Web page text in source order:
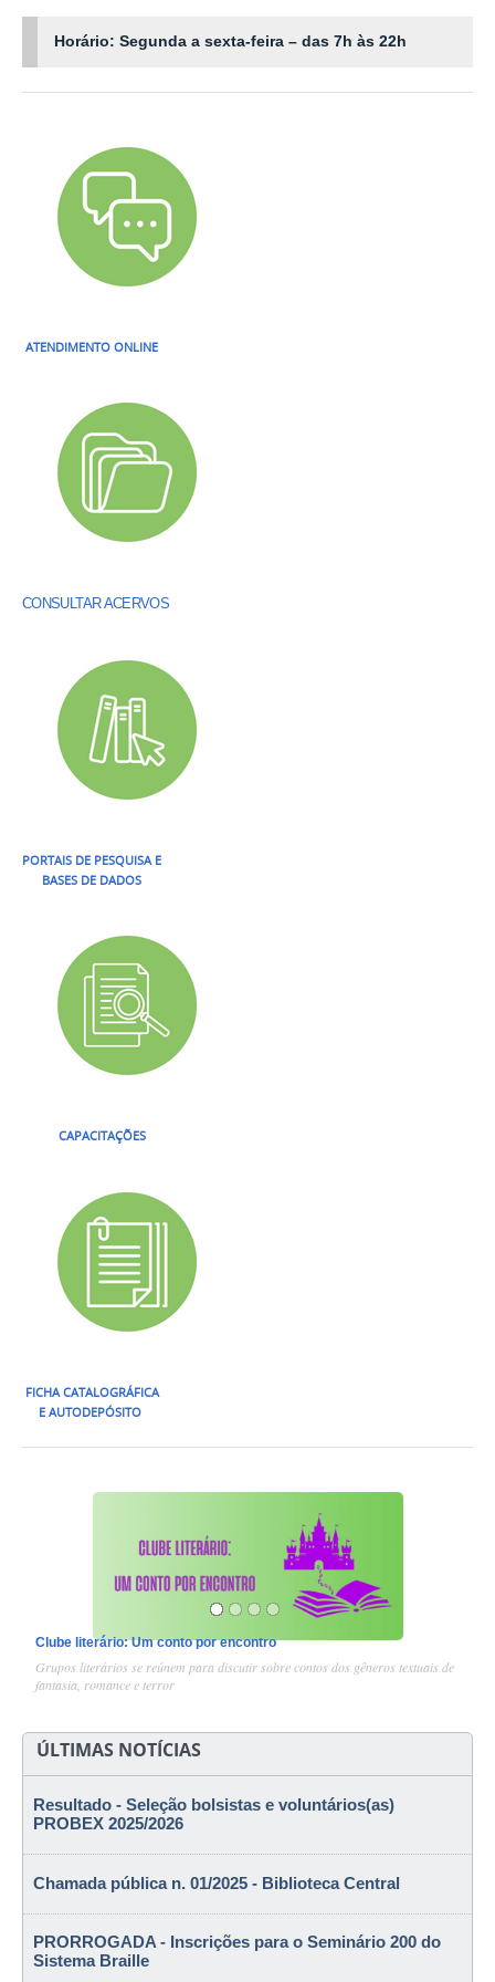
Horário: Segunda a sexta-feira – das 7h às 22h
ATENDIMENTO ONLINE
CONSULTAR ACERVOS
PORTAIS DE PESQUISA E
BASES DE DADOS
CAPACITAÇÕES
FICHA CATALOGRÁFICA
E AUTODEPÓSITO
Clube literário: Um conto por encontro
Grupos literários se reúnem para discutir sobre contos dos gêneros textuais de
fantasia, romance e terror
ÚLTIMAS NOTÍCIAS
Resultado - Seleção bolsistas e voluntários(as)
PROBEX 2025/2026
Chamada pública n. 01/2025 - Biblioteca Central
PRORROGADA - Inscrições para o Seminário 200 do
Sistema Braille